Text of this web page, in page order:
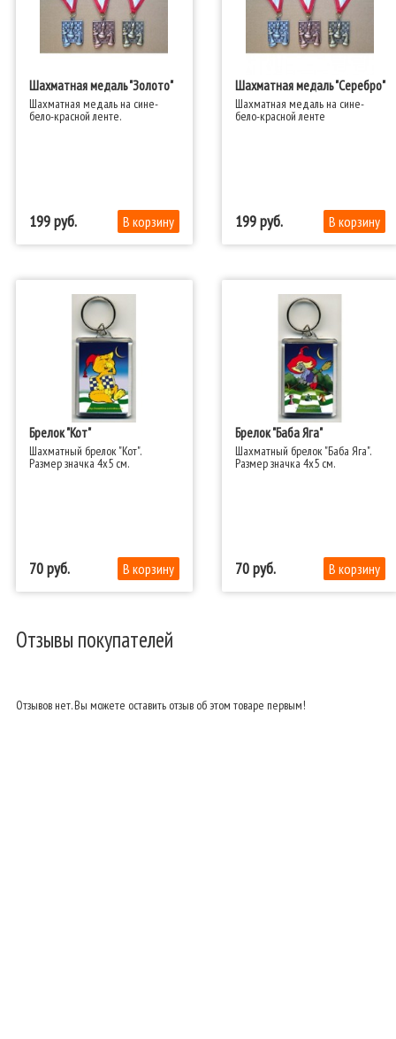
Шахматная медаль "Золото"
Шахматная медаль на сине-
бело-красной ленте.
199
Шахматная медаль "Серебро"
Шахматная медаль на сине-
бело-красной ленте
199
Брелок "Кот"
Шахматный брелок "Кот".
Размер значка 4x5 см.​
70
Брелок "Баба Яга"
Шахматный брелок "Баба Яга".
Размер значка 4x5 см.​
70
Отзывы покупателей
Отзывов нет. Вы можете оставить отзыв об этом товаре первым!